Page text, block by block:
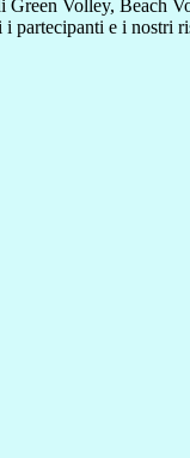
Volley, Beach
partecipanti e i nostri